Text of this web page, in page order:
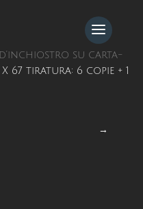
su carta-
67 tiratura: 6 copie + 1
→